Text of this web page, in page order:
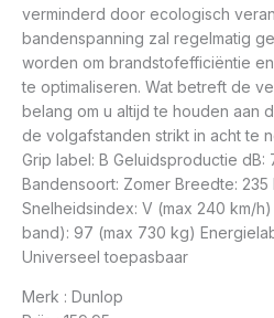
verminderd door ecologisch
bandenspanning zal regelmatig
worden om brandstofefficiëntie
te optimaliseren. Wat betreft de
belang om u altijd te houden aan
de volgafstanden strikt in acht te
Grip label: B Geluidsproductie dB:
Bandensoort: Zomer Breedte:
Snelheidsindex: V (max 240 km/
band): 97 (max 730 kg)
Universeel toepasbaar
Merk : Dunlop